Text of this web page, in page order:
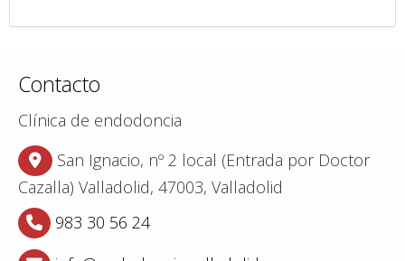
Contacto
Clínica de endodoncia
San Ignacio, nº 2 local (Entrada por Doctor
Cazalla) Valladolid, 47003, Valladolid
983 30 56 24